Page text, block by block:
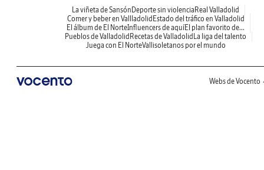
La viñeta de Sansón Deporte sin violencia Real Valladolid
Comer y beber en Vallladolid Estado del tráfico en Valladolid
El álbum de El NorteInfluencers de aquíEl plan favorito de...
Pueblos de Valladolid Recetas de Valladolid La liga del talento
Juega con El NorteVallisoletanos por el mundo
Webs de Vocento